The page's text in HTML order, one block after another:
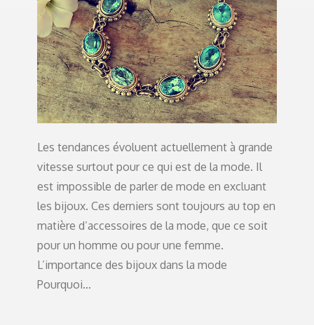
Les tendances évoluent actuellement à grande
vitesse surtout pour ce qui est de la mode. Il
est impossible de parler de mode en excluant
les bijoux. Ces derniers sont toujours au top en
matière d’accessoires de la mode, que ce soit
pour un homme ou pour une femme.
L’importance des bijoux dans la mode
Pourquoi…